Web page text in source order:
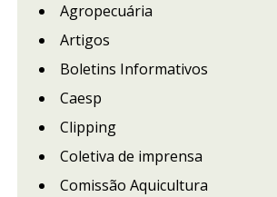
Agropecuária
Artigos
Boletins Informativos
Caesp
Clipping
Coletiva de imprensa
Comissão Aquicultura